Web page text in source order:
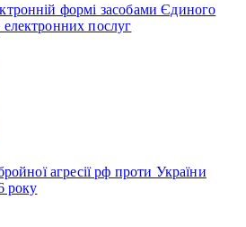
формі засобами Єдиного
послуг
агресії рф проти України
року